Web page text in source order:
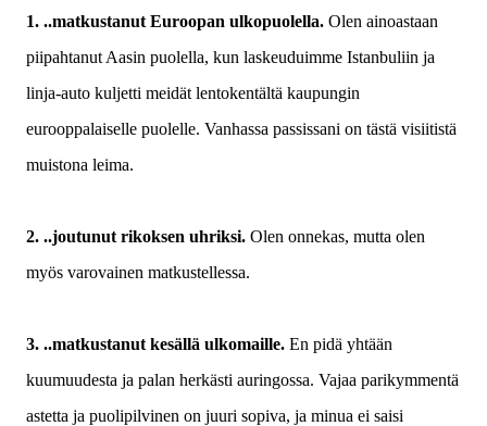
1. ..matkustanut Euroopan ulkopuolella. Olen ainoastaan
piipahtanut Aasin puolella, kun laskeuduimme Istanbuliin ja
linja-auto kuljetti meidät lentokentältä kaupungin
eurooppalaiselle puolelle. Vanhassa passissani on tästä visiitistä
muistona leima.
2. ..joutunut rikoksen uhriksi. Olen onnekas, mutta olen
myös varovainen matkustellessa.
3. ..matkustanut kesällä ulkomaille. En pidä yhtään
kuumuudesta ja palan herkästi auringossa. Vajaa parikymmentä
astetta ja puolipilvinen on juuri sopiva, ja minua ei saisi